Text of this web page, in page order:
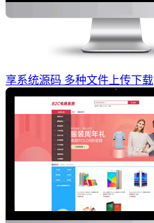
享系统源码 多种文件上传下载